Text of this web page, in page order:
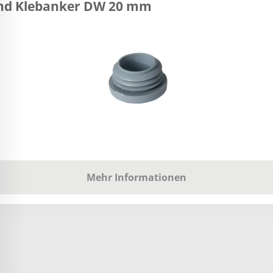
Klebanker DW 20 mm
Mehr Informationen